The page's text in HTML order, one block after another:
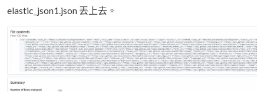
elastic_json1.json 丟上去。